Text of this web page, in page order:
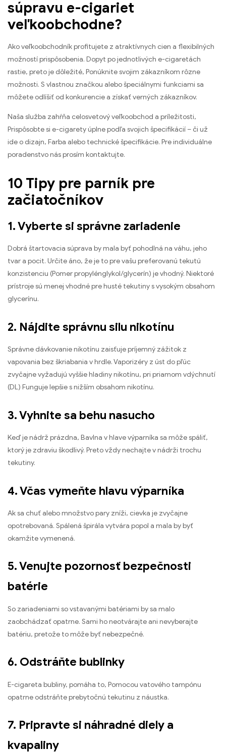
súpravu e-cigariet
veľkoobchodne?
Ako veľkoobchodník profitujete z atraktívnych cien a flexibilných
možností prispôsobenia. Dopyt po jednotlivých e-cigaretách
rastie, preto je dôležité, Ponúknite svojim zákazníkom rôzne
možnosti. S vlastnou značkou alebo špeciálnymi funkciami sa
môžete odlíšiť od konkurencie a získať verných zákazníkov.
Naša služba zahŕňa celosvetový veľkoobchod a príležitosti,
Prispôsobte si e-cigarety úplne podľa svojich špecifikácií – či už
ide o dizajn, Farba alebo technické špecifikácie. Pre individuálne
poradenstvo nás prosím kontaktujte.
10 Tipy pre parník pre
začiatočníkov
1. Vyberte si správne zariadenie
Dobrá štartovacia súprava by mala byť pohodlná na váhu, jeho
tvar a pocit. Určite áno, že je to pre vašu preferovanú tekutú
konzistenciu (Pomer propylénglykol/glycerín) je vhodný. Niektoré
prístroje sú menej vhodné pre husté tekutiny s vysokým obsahom
glycerínu.
2. Nájdite správnu silu nikotínu
Správne dávkovanie nikotínu zaisťuje príjemný zážitok z
vapovania bez škriabania v hrdle. Vaporizéry z úst do pľúc
zvyčajne vyžadujú vyššie hladiny nikotínu, pri priamom vdýchnutí
(DL) Funguje lepšie s nižším obsahom nikotínu.
3. Vyhnite sa behu nasucho
Keď je nádrž prázdna, Bavlna v hlave výparníka sa môže spáliť,
ktorý je zdraviu škodlivý. Preto vždy nechajte v nádrži trochu
tekutiny.
4. Včas vymeňte hlavu výparníka
Ak sa chuť alebo množstvo pary zníži, cievka je zvyčajne
opotrebovaná. Spálená špirála vytvára popol a mala by byť
okamžite vymenená.
5. Venujte pozornosť bezpečnosti
batérie
So zariadeniami so vstavanými batériami by sa malo
zaobchádzať opatrne. Sami ho neotvárajte ani nevyberajte
batériu, pretože to môže byť nebezpečné.
6. Odstráňte bublinky
E-cigareta bubliny, pomáha to, Pomocou vatového tampónu
opatrne odstráňte prebytočnú tekutinu z náustka.
7. Pripravte si náhradné diely a
kvapaliny